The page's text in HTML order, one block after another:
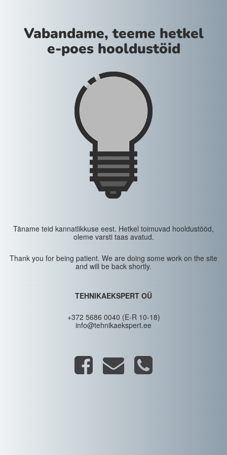
Vabandame, teeme hetkel
e-poes hooldustöid
Täname teid kannatlikkuse eest. Hetkel toimuvad hooldustööd,
oleme varsti taas avatud.
Thank you for being patient. We are doing some work on the site
and will be back shortly.
TEHNIKAEKSPERT OÜ
+372 5686 0040 (E-R 10-18)
info@tehnikaekspert.ee